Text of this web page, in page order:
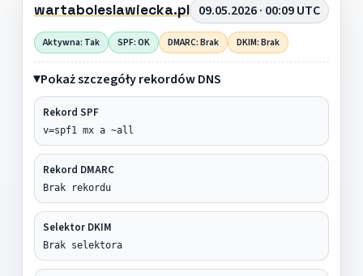
wartaboleslawiecka.pl 09.05.2026 · 00:09 UTC
Aktywna: Tak SPF: OK DMARC: Brak DKIM: Brak
Pokaż szczegóły rekordów DNS
Rekord SPF
v=spf1 mx a ~all
Rekord DMARC
Brak rekordu
Selektor DKIM
Brak selektora